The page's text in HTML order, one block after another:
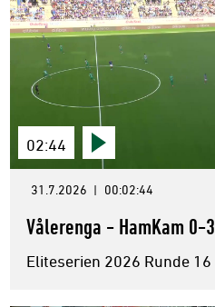
02:44
31.7.2026 | 00:02:44
Vålerenga - HamKam 0-3
Eliteserien 2026 Runde 16